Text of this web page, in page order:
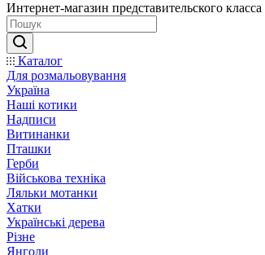
Интернет-магазин представительского класса
Каталог
Для розмальовування
Україна
Наші котики
Надписи
Витинанки
Пташки
Герби
Військова техніка
Ляльки мотанки
Хатки
Українські дерева
Різне
Янголи